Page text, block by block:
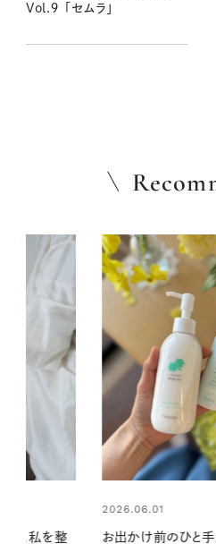
Vol.９ 「セムラ」
変わる、夏
2026.06.01
真夏に向けて、ハ